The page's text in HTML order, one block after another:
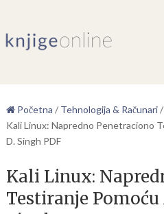
Početna / Tehnologija & Računari/
Kali Linux: Napredno Penetraciono
D. Singh PDF
Kali Linux:
Testiranje Pomoću